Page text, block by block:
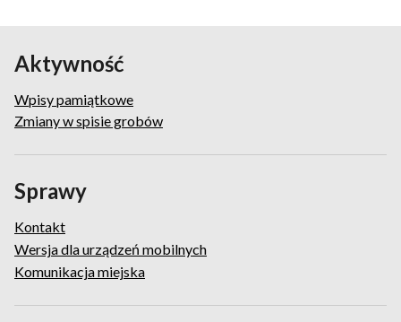
Aktywność
Wpisy pamiątkowe
Zmiany w spisie grobów
Sprawy
Kontakt
Wersja dla urządzeń mobilnych
Komunikacja miejska